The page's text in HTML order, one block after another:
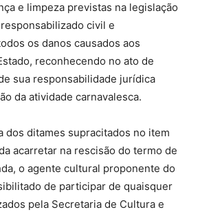
e limpeza previstas na legislação
civil e
os danos causados aos
reconhecendo no ato de
sua responsabilidade jurídica
da atividade carnavalesca.
dos ditames supracitados no item
acarretar na rescisão do termo de
o agente cultural proponente do
de participar de quaisquer
pela Secretaria de Cultura e